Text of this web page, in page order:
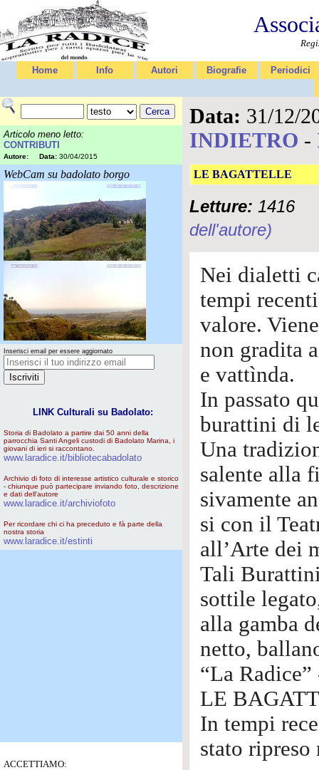
Home Info Autori Biografie Periodici
Articolo meno letto:
CONTRIBUTI
Autore: Data: 30/04/2015
WebCam su badolato borgo
Inserisci email per essere aggiornato
LINK Culturali su Badolato:
Storia di Badolato a partire dai 50 anni della
parrocchia Santi Angeli custodi di Badolato Marina, i
giovani di ieri si raccontano.
www.laradice.it/bibliotecabadolato
Archivio di foto di interesse artistico culturale e storico
- chiunque può partecipare inviando foto, descrizione
e dati dell'autore
www.laradice.it/archiviofoto
Per ricordare chi ci ha preceduto e fà parte della
nostra storia
www.laradice.it/estinti
ACCETTIAMO:
Data: 31/12/
INDIETRO -
LE BAGATTELLE
Letture: 1416
dell'autore)
Nei dialetti
tempi
valore.
non gradita
e vattìnda.
In passato
burattini di
Una
salente alla
sivamente
si con il
all’Arte dei
Tali
sottile
alla gamba
netto,
“La
LE
In tempi
stato ripreso